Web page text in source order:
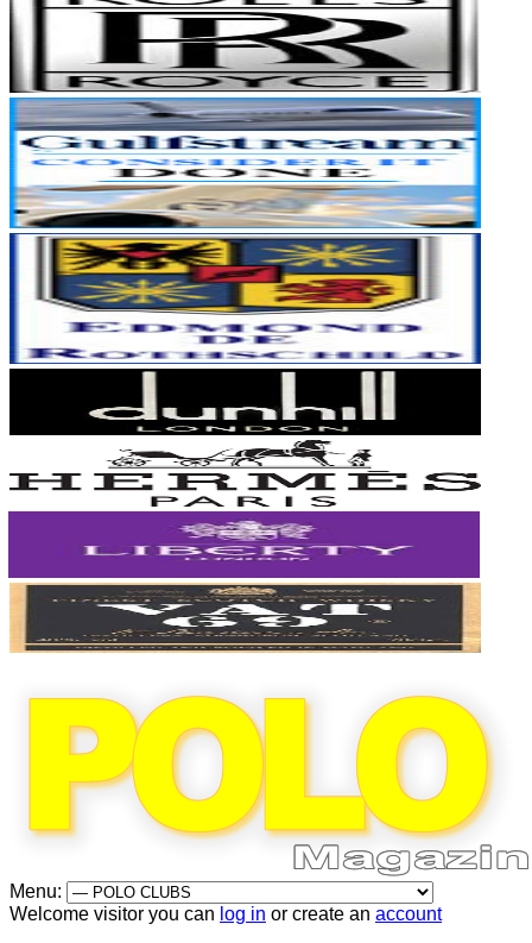
Menu:
Welcome visitor you can log in or create an account